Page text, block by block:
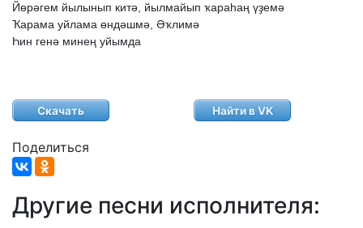
Йөрәгем йылынып китә, йылмайып ҡараһаң үҙемә
Ҡарама уйлама өндәшмә, Әҡлимә
Һин генә минең уйымда
Скачать Найти в VK
Поделиться
Другие песни исполнителя: